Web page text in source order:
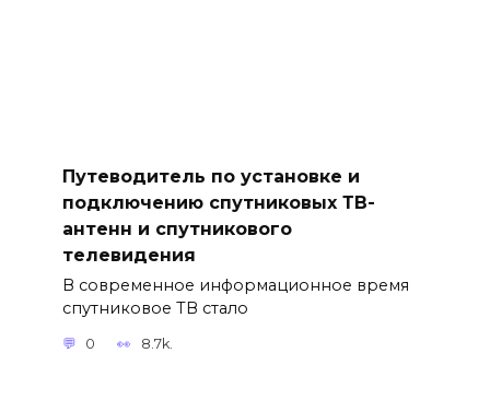
Путеводитель по установке и
подключению спутниковых ТВ-
антенн и спутникового
телевидения
В современное информационное время
спутниковое ТВ стало
0 8.7k.